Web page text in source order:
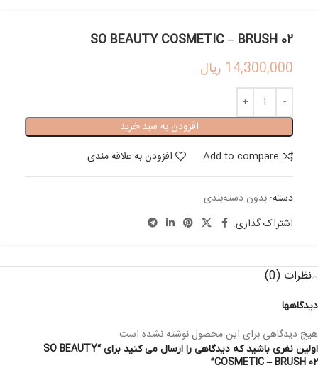
SO BEAUTY COSMETIC – BRUSH 02
14,300,000 ریال
افزودن به سبد خرید
Add to compare
افزودن به علاقه مندی
دسته: بدون دسته‌بندی
اشتراک گذاری:
نظرات (0)
دیدگاهها
هیچ دیدگاهی برای این محصول نوشته نشده است.
اولین نفری باشید که دیدگاهی را ارسال می کنید برای “SO BEAUTY
COSMETIC – BRUSH 02”